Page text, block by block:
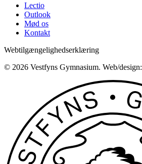
Lectio
Outlook
Mød os
Kontakt
Webtilgængelighedserklæring
© 2026 Vestfyns Gymnasium. Web/design: